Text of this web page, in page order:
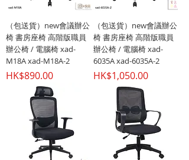
（包送貨）new會議辦公
椅 書房座椅 高階版職員
辦公椅 / 電腦椅 xad-
M18A xad-M18A-2
價格
HK$890.00
（包送貨）new會議辦公
椅 書房座椅 高階版職員
辦公椅 / 電腦椅 xad-
6035A xad-6035A-2
價格
HK$1,050.00